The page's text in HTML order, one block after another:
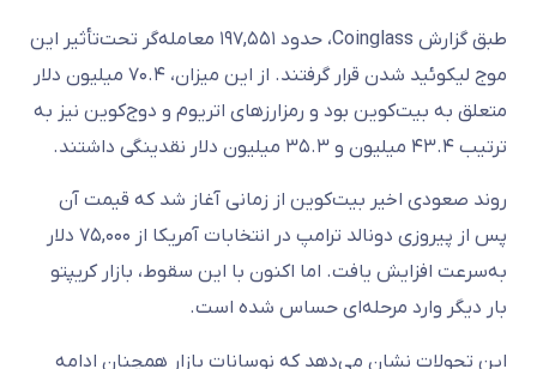
طبق گزارش Coinglass، حدود ۱۹۷,۵۵۱ معامله‌گر تحت‌تأثیر این
موج لیکوئید شدن قرار گرفتند. از این میزان، ۷۰.۴ میلیون دلار
متعلق به بیت‌کوین بود و رمزارزهای اتریوم و دوج‌کوین نیز به
ترتیب ۴۳.۴ میلیون و ۳۵.۳ میلیون دلار نقدینگی داشتند.
روند صعودی اخیر بیت‌کوین از زمانی آغاز شد که قیمت آن
پس از پیروزی دونالد ترامپ در انتخابات آمریکا از ۷۵,۰۰۰ دلار
به‌سرعت افزایش یافت. اما اکنون با این سقوط، بازار کریپتو
بار دیگر وارد مرحله‌ای حساس شده است.
این تحولات نشان می‌دهد که نوسانات بازار همچنان ادامه